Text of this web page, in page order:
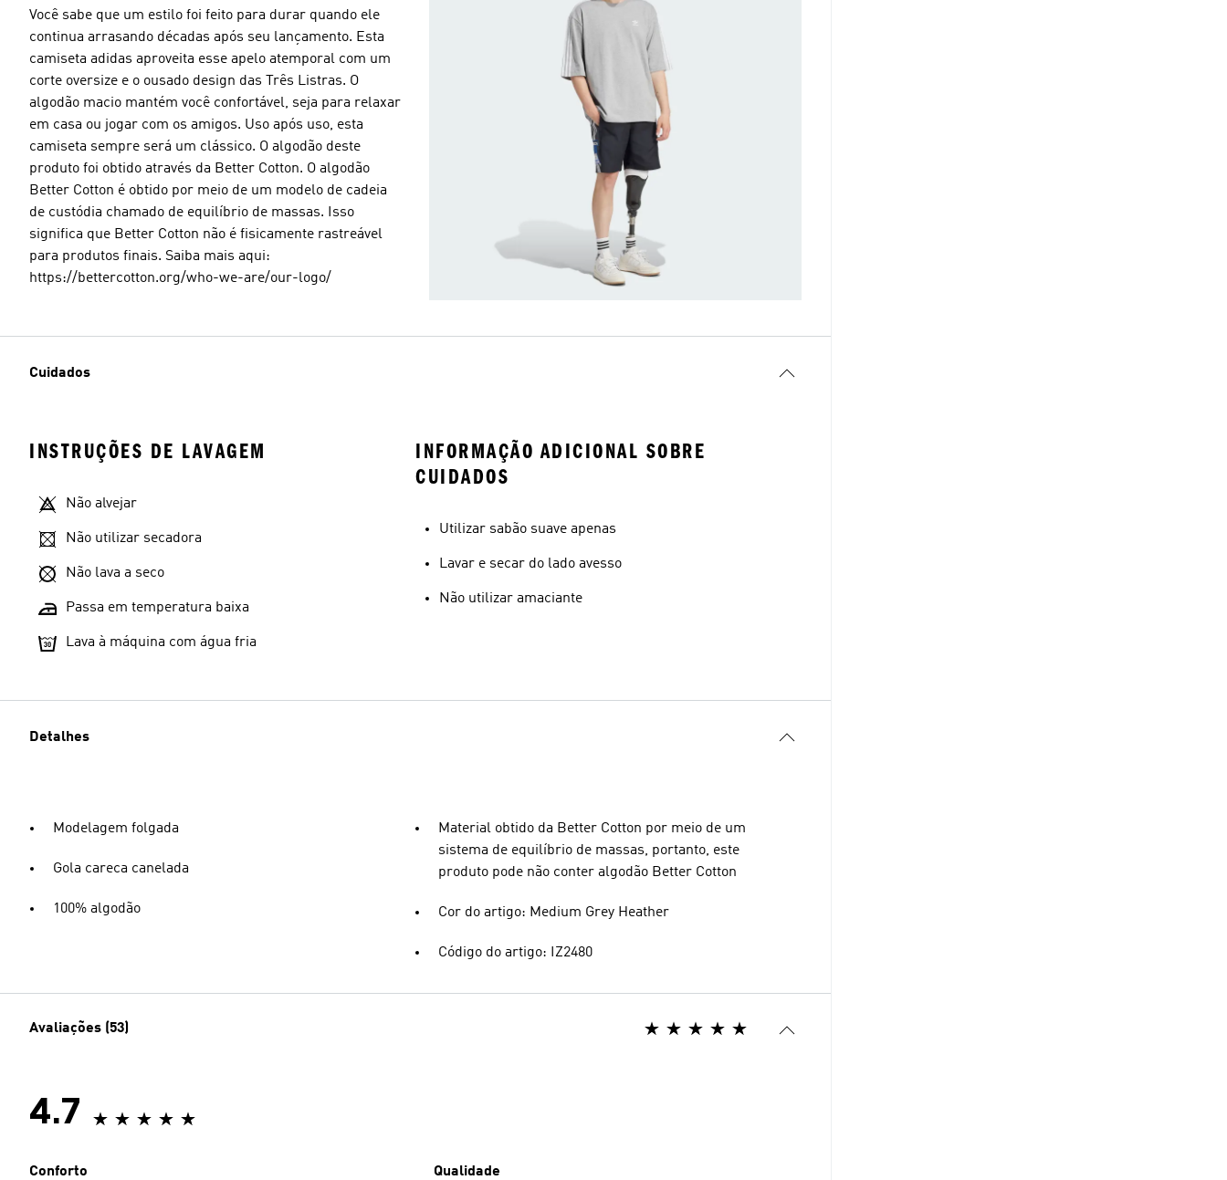
Você sabe que um estilo foi feito para durar quando ele
continua arrasando décadas após seu lançamento. Esta
camiseta adidas aproveita esse apelo atemporal com um
corte oversize e o ousado design das Três Listras. O
algodão macio mantém você confortável, seja para relaxar
em casa ou jogar com os amigos. Uso após uso, esta
camiseta sempre será um clássico. O algodão deste
produto foi obtido através da Better Cotton. O algodão
Better Cotton é obtido por meio de um modelo de cadeia
de custódia chamado de equilíbrio de massas. Isso
significa que Better Cotton não é fisicamente rastreável
para produtos finais. Saiba mais aqui:
https://bettercotton.org/who-we-are/our-logo/
Cuidados
INSTRUÇÕES DE LAVAGEM
Não alvejar
Não utilizar secadora
Não lava a seco
Passa em temperatura baixa
Lava à máquina com água fria
INFORMAÇÃO ADICIONAL SOBRE
CUIDADOS
Utilizar sabão suave apenas
Lavar e secar do lado avesso
Não utilizar amaciante
Detalhes
Modelagem folgada
Gola careca canelada
100% algodão
Material obtido da Better Cotton por meio de um
sistema de equilíbrio de massas, portanto, este
produto pode não conter algodão Better Cotton
Cor do artigo: Medium Grey Heather
Código do artigo: IZ2480
Avaliações (53)
4.7
Conforto Qualidade